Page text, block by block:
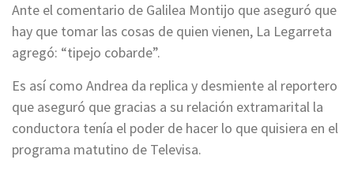
Ante el comentario de Galilea Montijo que aseguró que
hay que tomar las cosas de quien vienen, La Legarreta
agregó: “tipejo cobarde”.
Es así como Andrea da replica y desmiente al reportero
que aseguró que gracias a su relación extramarital la
conductora tenía el poder de hacer lo que quisiera en el
programa matutino de Televisa.